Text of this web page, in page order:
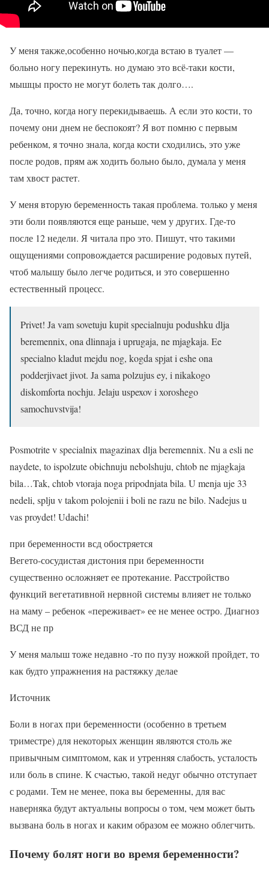
У меня также,особенно ночью,когда встаю в туалет —
больно ногу перекинуть. но думаю это всё-таки кости,
мышцы просто не могут болеть так долго….
Да, точно, когда ногу перекидываешь. А если это кости, то
почему они днем не беспокоят? Я вот помню с первым
ребенком, я точно знала, когда кости сходились, это уже
после родов, прям аж ходить больно было, думала у меня
там хвост растет.
У меня вторую беременность такая проблема. только у меня
эти боли появляются еще раньше, чем у других. Где-то
после 12 недели. Я читала про это. Пишут, что такими
ощущениями сопровождается расширение родовых путей,
чтоб малышу было легче родиться, и это совершенно
естественный процесс.
Privet! Ja vam sovetuju kupit specialnuju podushku dlja
beremennix, ona dlinnaja i uprugaja, ne mjagkaja. Ee
specialno kladut mejdu nog, kogda spjat i eshe ona
podderjivaet jivot. Ja sama polzujus ey, i nikakogo
diskomforta nochju. Jelaju uspexov i xoroshego
samochuvstvija!
Posmotrite v specialnix magazinax dlja beremennix. Nu a esli ne
naydete, to ispolzute obichnuju nebolshuju, chtob ne mjagkaja
bila…Tak, chtob vtoraja noga pripodnjata bila. U menja uje 33
nedeli, splju v takom polojenii i boli ne razu ne bilo. Nadejus u
vas proydet! Udachi!
при беременности всд обостряется
Вегето-сосудистая дистония при беременности
существенно осложняет ее протекание. Расстройство
функций вегетативной нервной системы влияет не только
на маму – ребенок «переживает» ее не менее остро. Диагноз
ВСД не пр
У меня малыш тоже недавно -то по пузу ножкой пройдет, то
как будто упражнения на растяжку делае
Источник
Боли в ногах при беременности (особенно в третьем
триместре) для некоторых женщин являются столь же
привычным симптомом, как и утренняя слабость, усталость
или боль в спине. К счастью, такой недуг обычно отступает
с родами. Тем не менее, пока вы беременны, для вас
наверняка будут актуальны вопросы о том, чем может быть
вызвана боль в ногах и каким образом ее можно облегчить.
Почему болят ноги во время беременности?